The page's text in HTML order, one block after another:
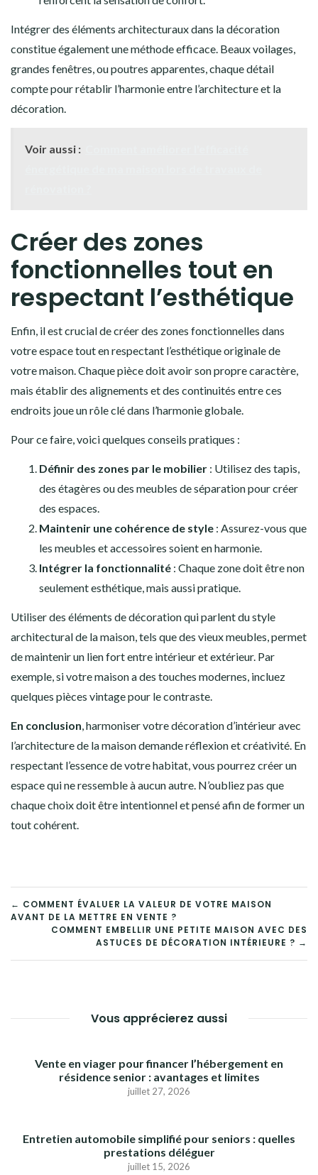
Intégrer des éléments architecturaux dans la décoration
constitue également une méthode efficace. Beaux voilages,
grandes fenêtres, ou poutres apparentes, chaque détail
compte pour rétablir l’harmonie entre l’architecture et la
décoration.
Voir aussi :
Créer des zones
fonctionnelles tout en
respectant l’esthétique
Enfin, il est crucial de créer des zones fonctionnelles dans
votre espace tout en respectant l’esthétique originale de
votre maison. Chaque pièce doit avoir son propre caractère,
mais établir des alignements et des continuités entre ces
endroits joue un rôle clé dans l’harmonie globale.
Pour ce faire, voici quelques conseils pratiques :
Définir des zones par le mobilier : Utilisez des tapis,
des étagères ou des meubles de séparation pour créer
des espaces.
Maintenir une cohérence de style : Assurez-vous que
les meubles et accessoires soient en harmonie.
Intégrer la fonctionnalité : Chaque zone doit être non
seulement esthétique, mais aussi pratique.
Utiliser des éléments de décoration qui parlent du style
architectural de la maison, tels que des vieux meubles, permet
de maintenir un lien fort entre intérieur et extérieur. Par
exemple, si votre maison a des touches modernes, incluez
quelques pièces vintage pour le contraste.
En conclusion, harmoniser votre décoration d’intérieur avec
l’architecture de la maison demande réflexion et créativité. En
respectant l’essence de votre habitat, vous pourrez créer un
espace qui ne ressemble à aucun autre. N’oubliez pas que
chaque choix doit être intentionnel et pensé afin de former un
tout cohérent.
NAVIGATION
L’ARTICLE
← COMMENT ÉVALUER LA VALEUR DE VOTRE MAISON
AVANT DE LA METTRE EN VENTE ?
COMMENT EMBELLIR UNE PETITE MAISON AVEC DES
ASTUCES DE DÉCORATION INTÉRIEURE ? →
Vous apprécierez aussi
Vente en viager pour financer l’hébergement en
résidence senior : avantages et limites
juillet 27, 2026
Entretien automobile simplifié pour seniors : quelles
prestations déléguer
juillet 15, 2026